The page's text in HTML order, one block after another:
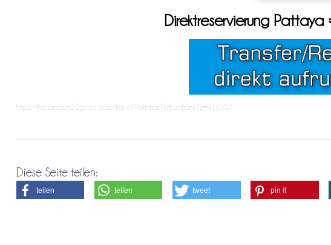
Direktreservierung
https://thailandsun.12go.asia/de/travel/Pattaya/Pathumthani/?z=416557
Diese Seite teilen:
teilen teilen tweet pin it